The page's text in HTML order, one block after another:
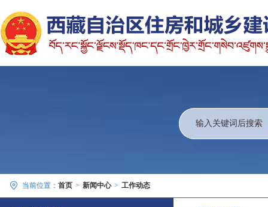
当前位置： 首页 > 新闻中心 > 工作动态